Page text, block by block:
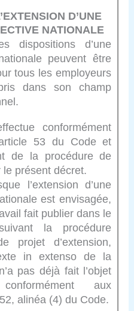
D’UNE
NATIONALE
dispositions d’une
peuvent être
tous les employeurs
dans son champ
conformément
53 du Code et
de la procédure de
présent décret.
l’extension d’une
est envisagée,
fait publier dans le
la procédure
projet d’extension,
in extenso de la
pas déjà fait l’objet
aux
alinéa (4) du Code.